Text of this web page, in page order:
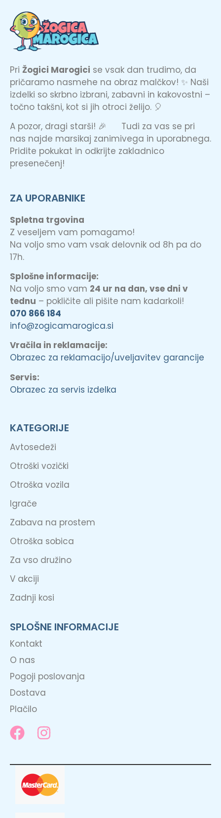
Pri Žogici Marogici se vsak dan trudimo, da
pričaramo nasmehe na obraz malčkov! ✨ Naši
izdelki so skrbno izbrani, zabavni in kakovostni –
točno takšni, kot si jih otroci želijo. 🎈
A pozor, dragi starši! 🎉 Tudi za vas se pri
nas najde marsikaj zanimivega in uporabnega.
Pridite pokukat in odkrijte zakladnico
presenečenj!
ZA UPORABNIKE
Spletna trgovina
Z veseljem vam pomagamo!
Na voljo smo vam vsak delovnik od 8h pa do
17h.
Splošne informacije:
Na voljo smo vam 24 ur na dan, vse dni v
tednu – pokličite ali pišite nam kadarkoli!
070 866 184
info@zogicamarogica.si
Vračila in reklamacije:
Obrazec za reklamacijo/uveljavitev garancije
Servis:
Obrazec za servis izdelka
KATEGORIJE
Avtosedeži
Otroški vozički
Otroška vozila
Igrače
Zabava na prostem
Otroška sobica
Za vso družino
V akciji
Zadnji kosi
SPLOŠNE INFORMACIJE
Kontakt
O nas
Pogoji poslovanja
Dostava
Plačilo